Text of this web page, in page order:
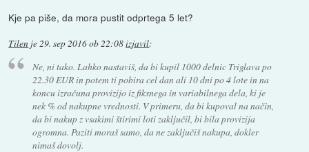
Kje pa piše, da mora pustit odprtega 5 let?
Tilen je29. sep 2016 ob 22:08izjavil:
Ne, ni tako. Lahko nastaviš, da bi kupil 1000 delnic Triglava po
22.30 EUR in potem ti pobira cel dan ali 10 dni po 4 lote in na
koncu izračuna provizijo iz fiksnega in variabilnega dela, ki je
nek % od nakupne vrednosti. V primeru, da bi kupoval na način,
da bi nakup z vsakimi štirimi loti zaključil, bi bila provizija
ogromna. Paziti moraš samo, da ne zaključiš nakupa, dokler
nimaš dovolj.